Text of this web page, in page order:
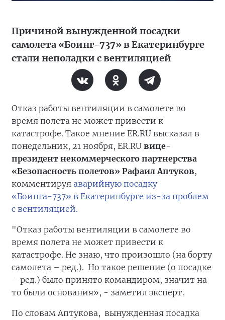
Причиной вынужденной посадки
самолета «Боинг-737» в Екатеринбурге
стали неполадки с вентиляцией
Отказ работы вентиляции в самолете во
время полета не может привести к
катастрофе. Такое мнение ER.RU высказал в
понедельник, 21 ноября, ER.RU вице-
президент некоммерческого партнерства
«Безопасность полетов» Рафаил Аптуков,
комментируя аварийную посадку
«Боинга-737» в Екатеринбурге из-за проблем
с вентиляцией.
"Отказ работы вентиляции в самолете во
время полета не может привести к
катастрофе. Не знаю, что произошло (на борту
самолета – ред.). Но такое решение (о посадке
– ред.) было принято командиром, значит на
то были основания», - заметил эксперт.
По словам Аптукова, вынужденная посадка